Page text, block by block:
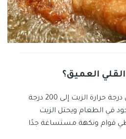
العميق؟
عند القلي العميق، تصل درجة حرارة الزيت إلى 200 درجة
في الطعام ويحتل الزيت
قوام ونكهة مستساغة جدًا